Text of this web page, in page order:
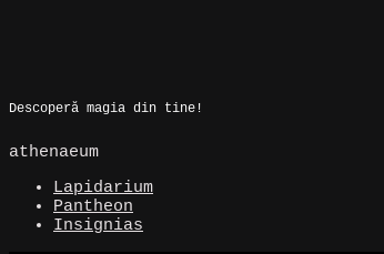
Descoperă magia din tine!
athenaeum
Lapidarium
Pantheon
Insignias